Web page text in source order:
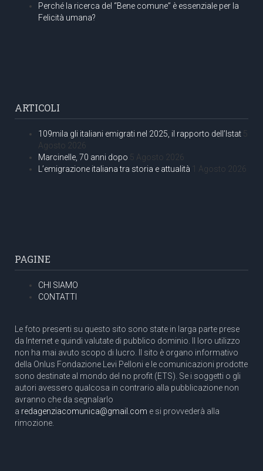
Perché la ricerca del “Bene comune” è essenziale per la
Felicità umana?
ARTICOLI
109mila gli italiani emigrati nel 2025, il rapporto dell’Istat 5
Agosto 2026
Marcinelle, 70 anni dopo 5 Agosto 2026
L’emigrazione italiana tra storia e attualità 1 Agosto 2026
PAGINE
CHI SIAMO
CONTATTI
Le foto presenti su questo sito sono state in larga parte prese
da Internet e quindi valutate di pubblico dominio. Il loro utilizzo
non ha mai avuto scopo di lucro. Il sito è organo informativo
della Onlus Fondazione Levi Pelloni e le comunicazioni prodotte
sono destinate al mondo del no profit (ETS). Se i soggetti o gli
autori avessero qualcosa in contrario alla pubblicazione non
avranno che da segnalarlo
a redagenziacomunica@gmail.com e si provvederà alla
rimozione.